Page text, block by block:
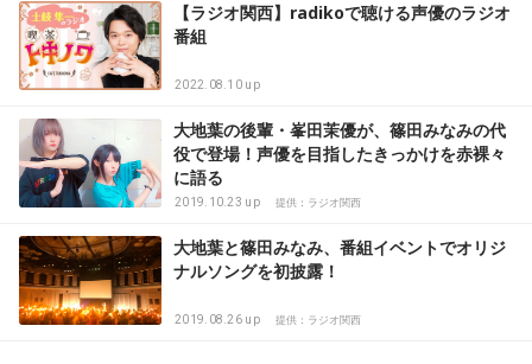
【ラジオ関西】radikoで聴ける声優のラジオ
番組
2022.08.10 up
大地葉の後輩・峯田茉優が、篠田みなみの代
役で登場！声優を目指したきっかけを赤裸々
に語る
2019.10.23 up 提供：ラジオ関西
大地葉と篠田みなみ、番組イベントでオリジ
ナルソングを初披露！
2019.08.26 up 提供：ラジオ関西